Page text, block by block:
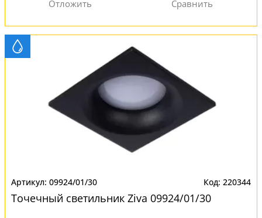
09924/01/30 220344
Точечный светильник Ziva 09924/01/30